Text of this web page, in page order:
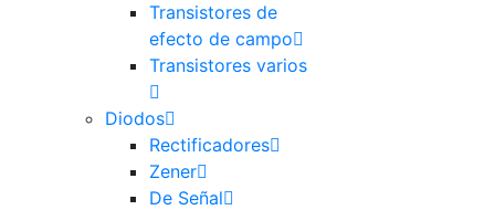
Transistores de
efecto de campo
Transistores varios
Diodos
Rectificadores
Zener
De Señal